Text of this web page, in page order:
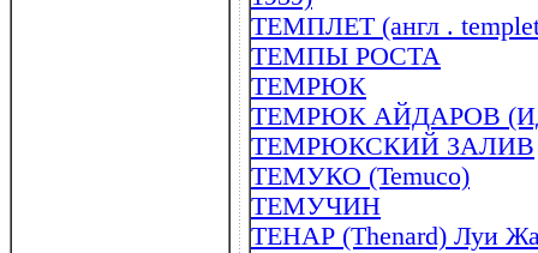
ТЕМПЛЕТ (англ .
ТЕМПЫ РОСТА
ТЕМРЮК
ТЕМРЮК АЙДАРОВ
ТЕМРЮКСКИЙ ЗАЛИВ
ТЕМУКО (Temuco)
ТЕМУЧИН
ТЕНАР (Thenard) Луи